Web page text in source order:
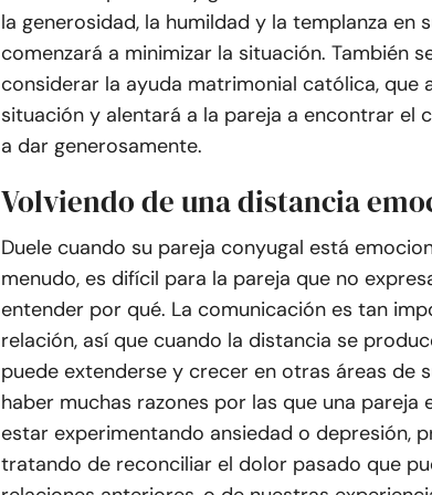
la generosidad, la humildad y la templanza en
comenzará a minimizar la situación. También
considerar la ayuda matrimonial católica, que
situación y alentará a la pareja a encontrar el
a dar generosamente.
Volviendo de una distancia
Duele cuando su pareja conyugal está
menudo, es difícil para la pareja que no
entender por qué. La comunicación es tan
relación, así que cuando la distancia se
puede extenderse y crecer en otras áreas de
haber muchas razones por las que una pareja
estar experimentando ansiedad o depresión,
tratando de reconciliar el dolor pasado que